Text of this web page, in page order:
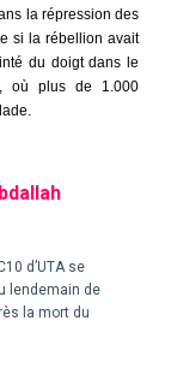
la répression des
si la rébellion avait
du doigt dans le
où plus de 1.000
d’UTA se
lendemain de
la mort du